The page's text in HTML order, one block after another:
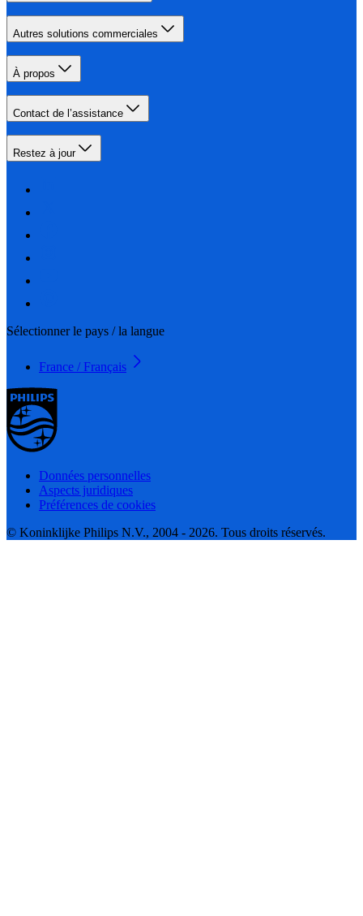
Autres solutions commerciales
À propos
Contact de l’assistance
Restez à jour
Sélectionner le pays / la langue
France / Français
Données personnelles
Aspects juridiques
Préférences de cookies
© Koninklijke Philips N.V., 2004 - 2026. Tous droits réservés.